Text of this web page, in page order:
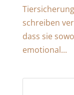
schreiben
dass sie
emotional...